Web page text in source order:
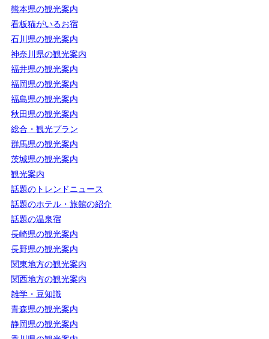
熊本県の観光案内
看板猫がいるお宿
石川県の観光案内
神奈川県の観光案内
福井県の観光案内
福岡県の観光案内
福島県の観光案内
秋田県の観光案内
総合・観光プラン
群馬県の観光案内
茨城県の観光案内
観光案内
話題のトレンドニュース
話題のホテル・旅館の紹介
話題の温泉宿
長崎県の観光案内
長野県の観光案内
関東地方の観光案内
関西地方の観光案内
雑学・豆知識
青森県の観光案内
静岡県の観光案内